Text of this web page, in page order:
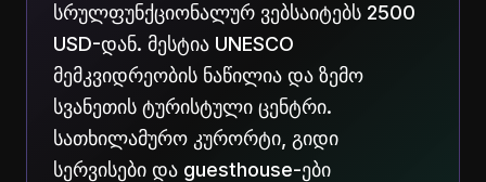
სრულფუნქციონალურ ვებსაიტებს 2500
USD-დან. მესტია UNESCO
მემკვიდრეობის ნაწილია და ზემო
სვანეთის ტურისტული ცენტრი.
სათხილამურო კურორტი, გიდი
სერვისები და guesthouse-ები